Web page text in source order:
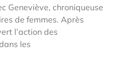
Geneviève, chroniqueuse
de femmes. Après
l’action des
les